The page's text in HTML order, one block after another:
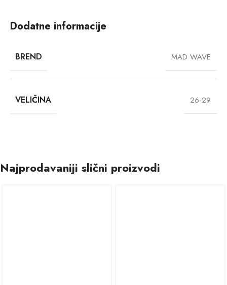
Dodatne informacije
BREND MAD WAVE
VELIČINA 26-29
Najprodavaniji slični proizvodi